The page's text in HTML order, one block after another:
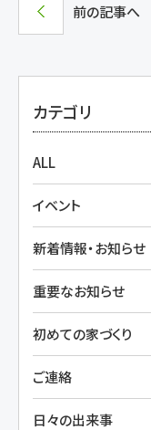
前の記事へ
カテゴリ
ALL
イベント
新着情報・お知らせ
重要なお知らせ
初めての家づくり
ご連絡
日々の出来事